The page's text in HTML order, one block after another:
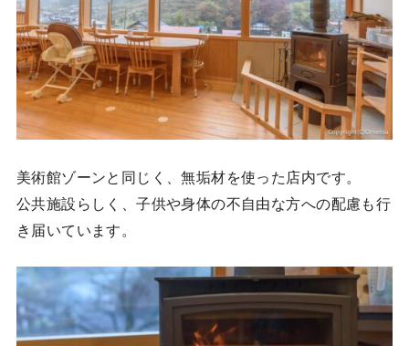
美術館ゾーンと同じく、無垢材を使った店内です。
公共施設らしく、子供や身体の不自由な方への配慮も行
き届いています。